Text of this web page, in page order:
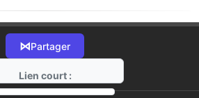
⋈Partager
Lien court :